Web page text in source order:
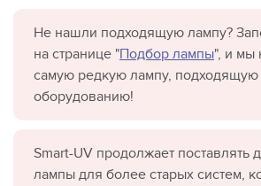
Не нашли подходящую лампу?
на странице "Подбор лампы", и мы
самую редкую лампу,
оборудованию!
Smart-UV продолжает
лампы для более старых систем,